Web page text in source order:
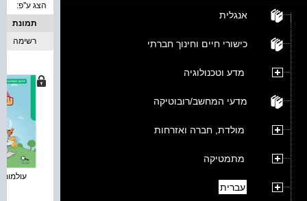
אנגלית
כישורי חיים וחינוך חברתי
מדע וטכנולוגיה
מדעי המחשב/רובוטיקה
מולדת, חברה ואזרחות
מתמטיקה
עברית
הצג ע''פ:
תמונת
כריכה
רשימה
עולמות